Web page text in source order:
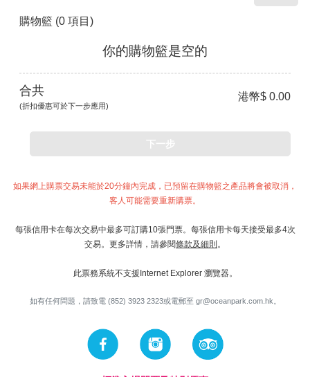
購物籃 (0 項目)
你的購物籃是空的
合共
(折扣優惠可於下一步應用)
港幣$ 0.00
下一步
如果網上購票交易未能於20分鐘內完成，已預留在購物籃之產品將會被取消，
客人可能需要重新購票。
每張信用卡在每次交易中最多可訂購10張門票。每張信用卡每天接受最多4次
交易。更多詳情，請參閱條款及細則 。
此票務系統不支援Internet Explorer 瀏覽器。
如有任何問題，請致電 (852) 3923 2323或電郵至 gr@oceanpark.com.hk